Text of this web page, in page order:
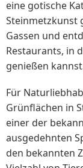
eine gotische
Steinmetzkunst
Gassen und
Restaurants, in
genießen
Für
Grünflächen in
einer der
ausgedehnten
den bekannten